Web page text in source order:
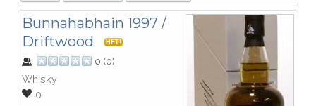
Bunnahabhain 1997 /
Driftwood
HET!
0 (0)
Whisky
0